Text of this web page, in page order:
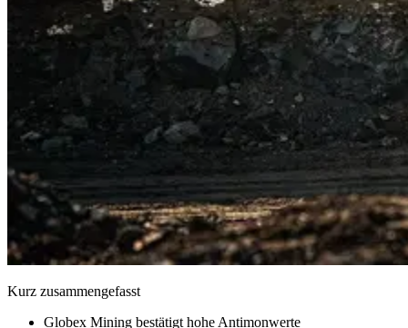
Kurz zusammengefasst
Globex Mining bestätigt hohe Antimonwerte